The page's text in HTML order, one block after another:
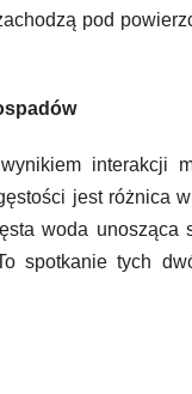
pod
interakcji
jest różnica
woda
spotkanie tych